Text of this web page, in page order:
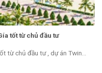
tốt từ chủ đầu tư
từ chủ đầu tư , dự án Twin...